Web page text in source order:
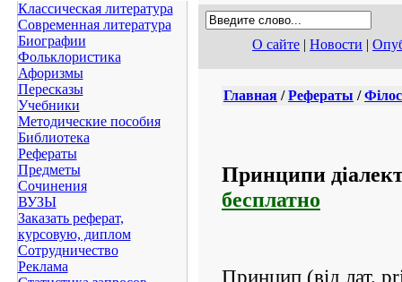
Классическая литература
Современная литература
Биографии
Фольклористика
Афоризмы
Пересказы
Учебники
Методические пособия
Библиотека
Рефераты
Предметы
Сочинения
ВУЗЫ
Заказать реферат,
курсовую, диплом
Сотрудничество
Реклама
О сайте | Новости |
Главная /Рефераты /
Принципи
бесплатно
Принцип (від лат.